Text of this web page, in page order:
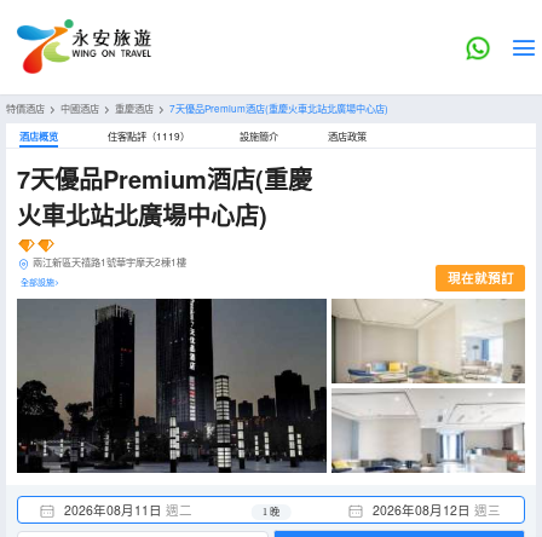
特價酒店 > 中國酒店 > 重慶酒店 > 7天優品Premium酒店(重慶火車北站北廣場中心店)
酒店概览 住客點評（1119） 設施簡介 酒店政策
7天優品Premium酒店(重慶
火車北站北廣場中心店)
兩江新區天禧路1號華宇摩天2棟1樓
全部設施> 現在就預訂
2026年08月11日 週二 2026年08月12日 週三
1 晚